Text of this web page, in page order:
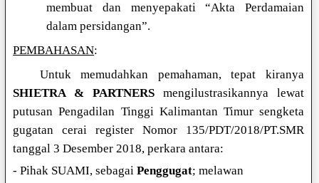
membuat dan menyepakati “Akta Perdamaian
dalam persidangan”.
PEMBAHASAN:
Untuk memudahkan pemahaman, tepat kiranya
SHIETRA & PARTNERS mengilustrasikannya lewat
putusan Pengadilan Tinggi Kalimantan Timur sengketa
gugatan cerai register Nomor 135/PDT/2018/PT.SMR
tanggal 3 Desember 2018, perkara antara:
- Pihak SUAMI, sebagaiPenggugat; melawan